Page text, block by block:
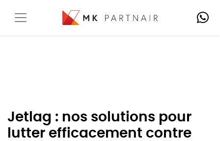
Jetlag : nos solutions pour
lutter efficacement contre